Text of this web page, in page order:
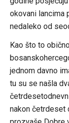
okovani lancima
nedaleko od
Kao što to
jednom davno
tu su se našla
nakon četrdeset